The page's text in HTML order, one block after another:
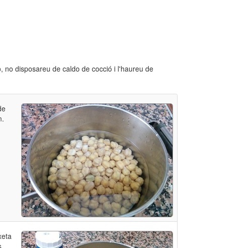
no disposareu de caldo de cocció i l'haureu de